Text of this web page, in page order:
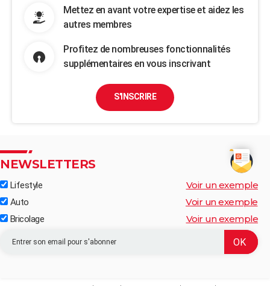
Mettez en avant votre expertise et aidez les
autres membres
Profitez de nombreuses fonctionnalités
supplémentaires en vous inscrivant
S'INSCRIRE
NEWSLETTERS
Lifestyle Voir un exemple
Auto Voir un exemple
Bricolage Voir un exemple